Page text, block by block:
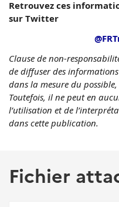
Retrouvez ces
sur Twitter
Clause de non-
de diffuser des
dans la mesure du
Toutefois, il ne peut en
l’utilisation et de
dans cette publication.
Fichier